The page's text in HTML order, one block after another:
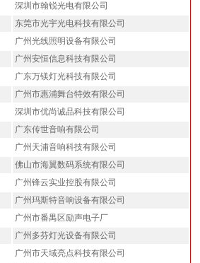
深圳市翰锐光电有限公司
东莞市光宇光电科技有限公司
广州光线照明设备有限公司
广州安恒信息科技有限公司
广东万镁灯光科技有限公司
广州市惠浦舞台特效有限公司
深圳市优尚诚品科技有限公司
广东传世音响有限公司
广州天浦音响科技有限公司
佛山市海翼数码系统有限公司
广州锋云实业控股有限公司
广州玛斯特音响设备有限公司
广州市番禺区励声电子厂
广州多芬灯光设备有限公司
广州市天域亮点科技有限公司